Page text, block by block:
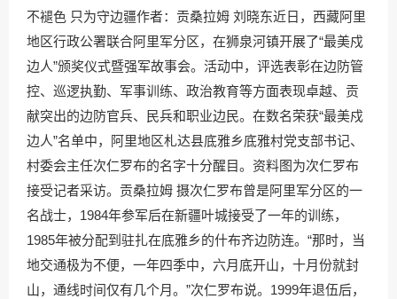
不褪色 只为守边疆作者：贡桑拉姆 刘晓东近日，西藏阿里
地区行政公署联合阿里军分区，在狮泉河镇开展了“最美戍
边人”颁奖仪式暨强军故事会。活动中，评选表彰在边防管
控、巡逻执勤、军事训练、政治教育等方面表现卓越、贡
献突出的边防官兵、民兵和职业边民。在数名荣获“最美戍
边人”名单中，阿里地区札达县底雅乡底雅村党支部书记、
村委会主任次仁罗布的名字十分醒目。资料图为次仁罗布
接受记者采访。贡桑拉姆 摄次仁罗布曾是阿里军分区的一
名战士，1984年参军后在新疆叶城接受了一年的训练，
1985年被分配到驻扎在底雅乡的什布齐边防连。“那时，当
地交通极为不便，一年四季中，六月底开山，十月份就封
山，通线时间仅有几个月。”次仁罗布说。1999年退伍后，